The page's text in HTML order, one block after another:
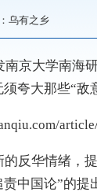
乌有之乡
京大学南海
夸大那些“敌
华情绪，提
中国论”的